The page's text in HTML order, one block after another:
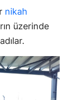
nikah
üzerinde